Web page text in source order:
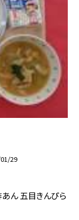
29
ん 五目きんぴら